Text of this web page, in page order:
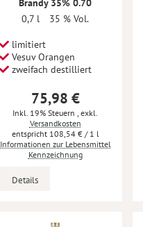
Brandy 35% 0.70
0,7 l
35 % Vol.
limitiert
Vesuv Orangen
zweifach destilliert
75,98 €
Inkl. 19% Steuern, exkl.
Versandkosten
108,54 €/ 1 l
Informationen zur Lebensmittel
Kennzeichnung
Details